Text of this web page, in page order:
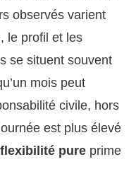
observés varient
le profil et les
se situent souvent
mois peut
civile, hors
est plus élevé
flexibilité pure prime